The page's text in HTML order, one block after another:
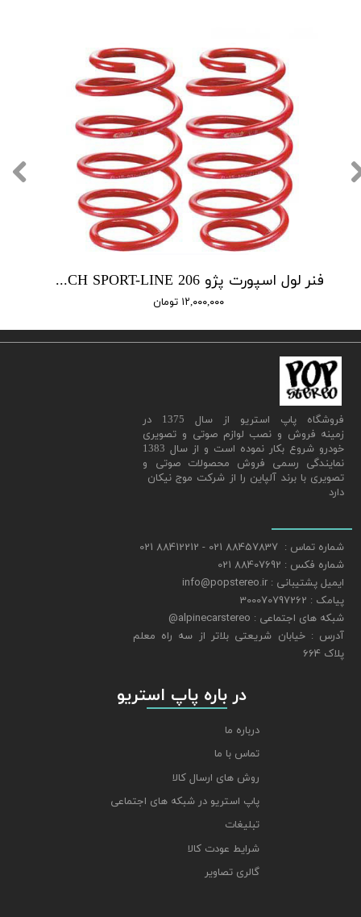
فنر لول اسپورت پژو EIBACH SPORT-LINE 206
۱۲,۰۰۰,۰۰۰ تومان
​فروشگاه پاپ استریو از سال 1375 در
زمینه فروش و نصب لوازم صوتی و تصویری
خودرو شروع بکار نموده است و از سال 1383
نمایندگی رسمی فروش محصولات صوتی و
تصویری با برند آلپاین را از شرکت موج نیکان
دارد
شماره تماس : 88457837 021 - 88412212 021
شماره فکس : 88407692 021
ایمیل پشتیبانی : info@popstereo.ir
پیامک : 300070797262
شبکه های اجتماعی : alpinecarstereo@
​​​​​​​آدرس : خیابان شریعتی بلاتر از سه راه معلم
پلاک 664
​​​​​​​ در باره پاپ استریو
درباره ما
تماس با ما
روش های ارسال کالا
پاپ استریو در شبکه های اجتماعی
تبلیغات
شرایط عودت کالا
گالری تصاویر